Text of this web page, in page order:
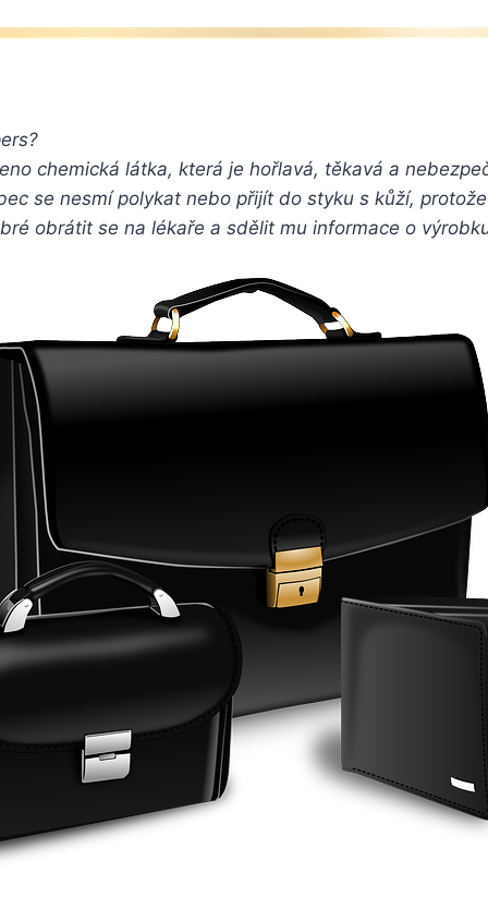
?
chemická látka, která je hořlavá, těkavá a
se nesmí polykat nebo přijít do styku s kůží,
obrátit se na lékaře a sdělit mu informace o